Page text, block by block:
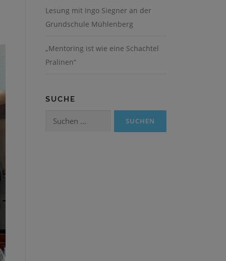
Lesung mit Ingo Siegner an der
Grundschule Mühlenberg
„Mentoring ist wie eine Schachtel
Pralinen“
SUCHE
Suchen